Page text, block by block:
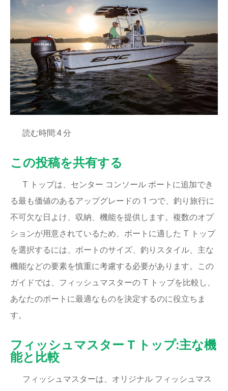
読む時間:4 分
この投稿を共有する
T トップは、センター コンソール ボートに追加でき
る最も価値のあるアップグレードの 1 つで、釣り旅行に
不可欠な日よけ、収納、機能を提供します。複数のオプ
ションが用意されているため、ボートに適した T トップ
を選択するには、ボートのサイズ、釣りスタイル、主な
機能などの要素を慎重に考慮する必要があります。この
ガイドでは、フィッシュマスターの T トップを比較し、
あなたのボートに最適なものを決定するのに役立ちま
す。
フィッシュマスター T トップ:主な機
能と比較
フィッシュマスターは、オリジナル フィッシュマス